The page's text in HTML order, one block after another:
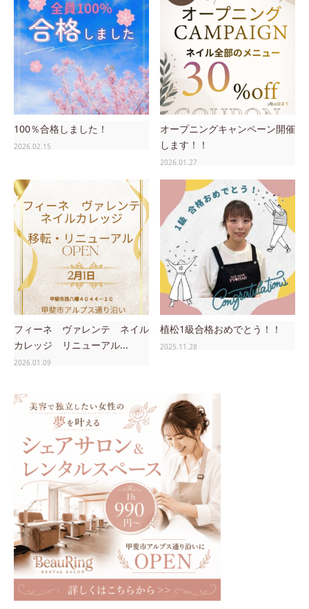
100％合格しました！
2026.02.15
オープニングキャンペーン開催
します！！
2026.01.27
フィーネ ヴァレンテ ネイル
カレッジ リニューアル...
2026.01.09
植松1級合格おめでとう！！
2025.11.28